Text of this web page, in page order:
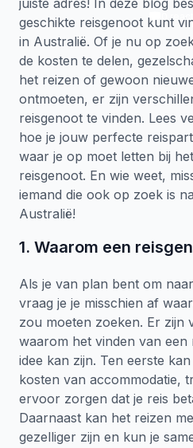
juiste adres! In deze blog
geschikte reisgenoot kunt
in Australië. Of je nu op
de kosten te delen,
het reizen of gewoon
ontmoeten, er zijn
reisgenoot te vinden. Lees
hoe je jouw perfecte
waar je op moet letten bij
reisgenoot. En wie weet,
iemand die ook op zoek is
Australië!
1. Waarom een
Als je van plan bent om
vraag je je misschien af
zou moeten zoeken. Er zijn
waarom het vinden van een
idee kan zijn. Ten eerste
kosten van accommodatie,
ervoor zorgen dat je reis
Daarnaast kan het reizen
gezelliger zijn en kun je